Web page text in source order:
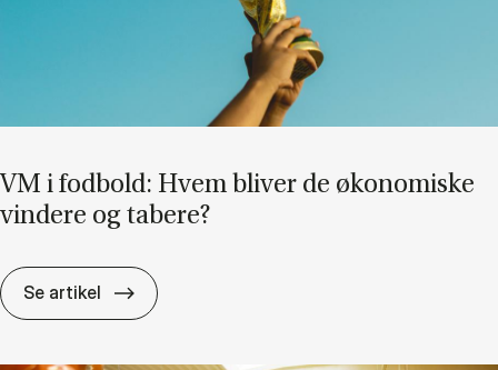
VM i fod­bold: Hvem bli­ver de øko­no­mi­ske
vin­de­re og ta­be­re?
Se artikel VM i fod­bold: Hvem bli­ver de øko­no­mi­ske